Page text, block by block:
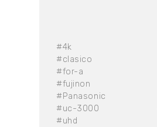
#4k
#clasico
#for-a
#fujinon
#Panasonic
#uc-3000
#uhd